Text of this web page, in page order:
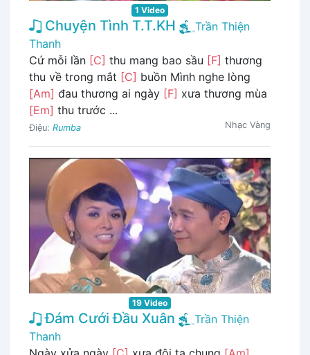
1 Video
Chuyện Tình T.T.KH
Trần Thiện
Thanh
Cứ mỗi lần [C] thu mang bao sầu [F] thương
thu về trong mắt [C] buồn Mình nghe lòng
[Am] đau thương ai ngày [F] xưa thương mùa
[Em] thu trước ...
Điệu: Rumba Nhạc Vàng
19 Video
Đám Cưới Đầu Xuân
Trần Thiện
Thanh